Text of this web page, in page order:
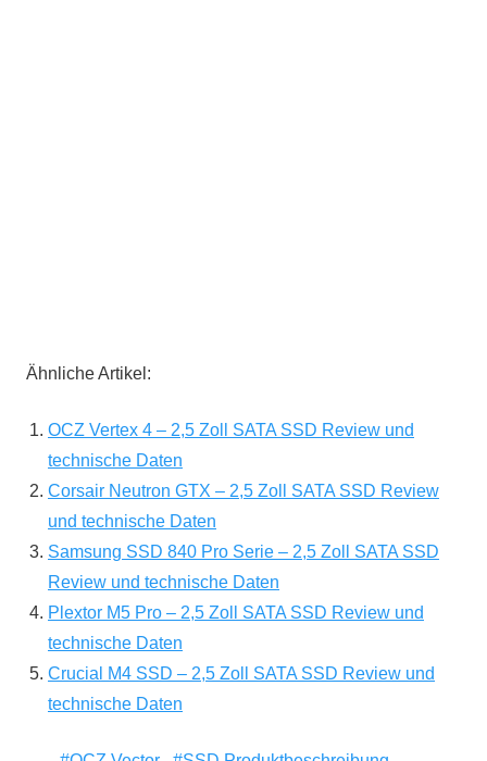
Ähnliche Artikel:
OCZ Vertex 4 – 2,5 Zoll SATA SSD Review und
technische Daten
Corsair Neutron GTX – 2,5 Zoll SATA SSD Review
und technische Daten
Samsung SSD 840 Pro Serie – 2,5 Zoll SATA SSD
Review und technische Daten
Plextor M5 Pro – 2,5 Zoll SATA SSD Review und
technische Daten
Crucial M4 SSD – 2,5 Zoll SATA SSD Review und
technische Daten